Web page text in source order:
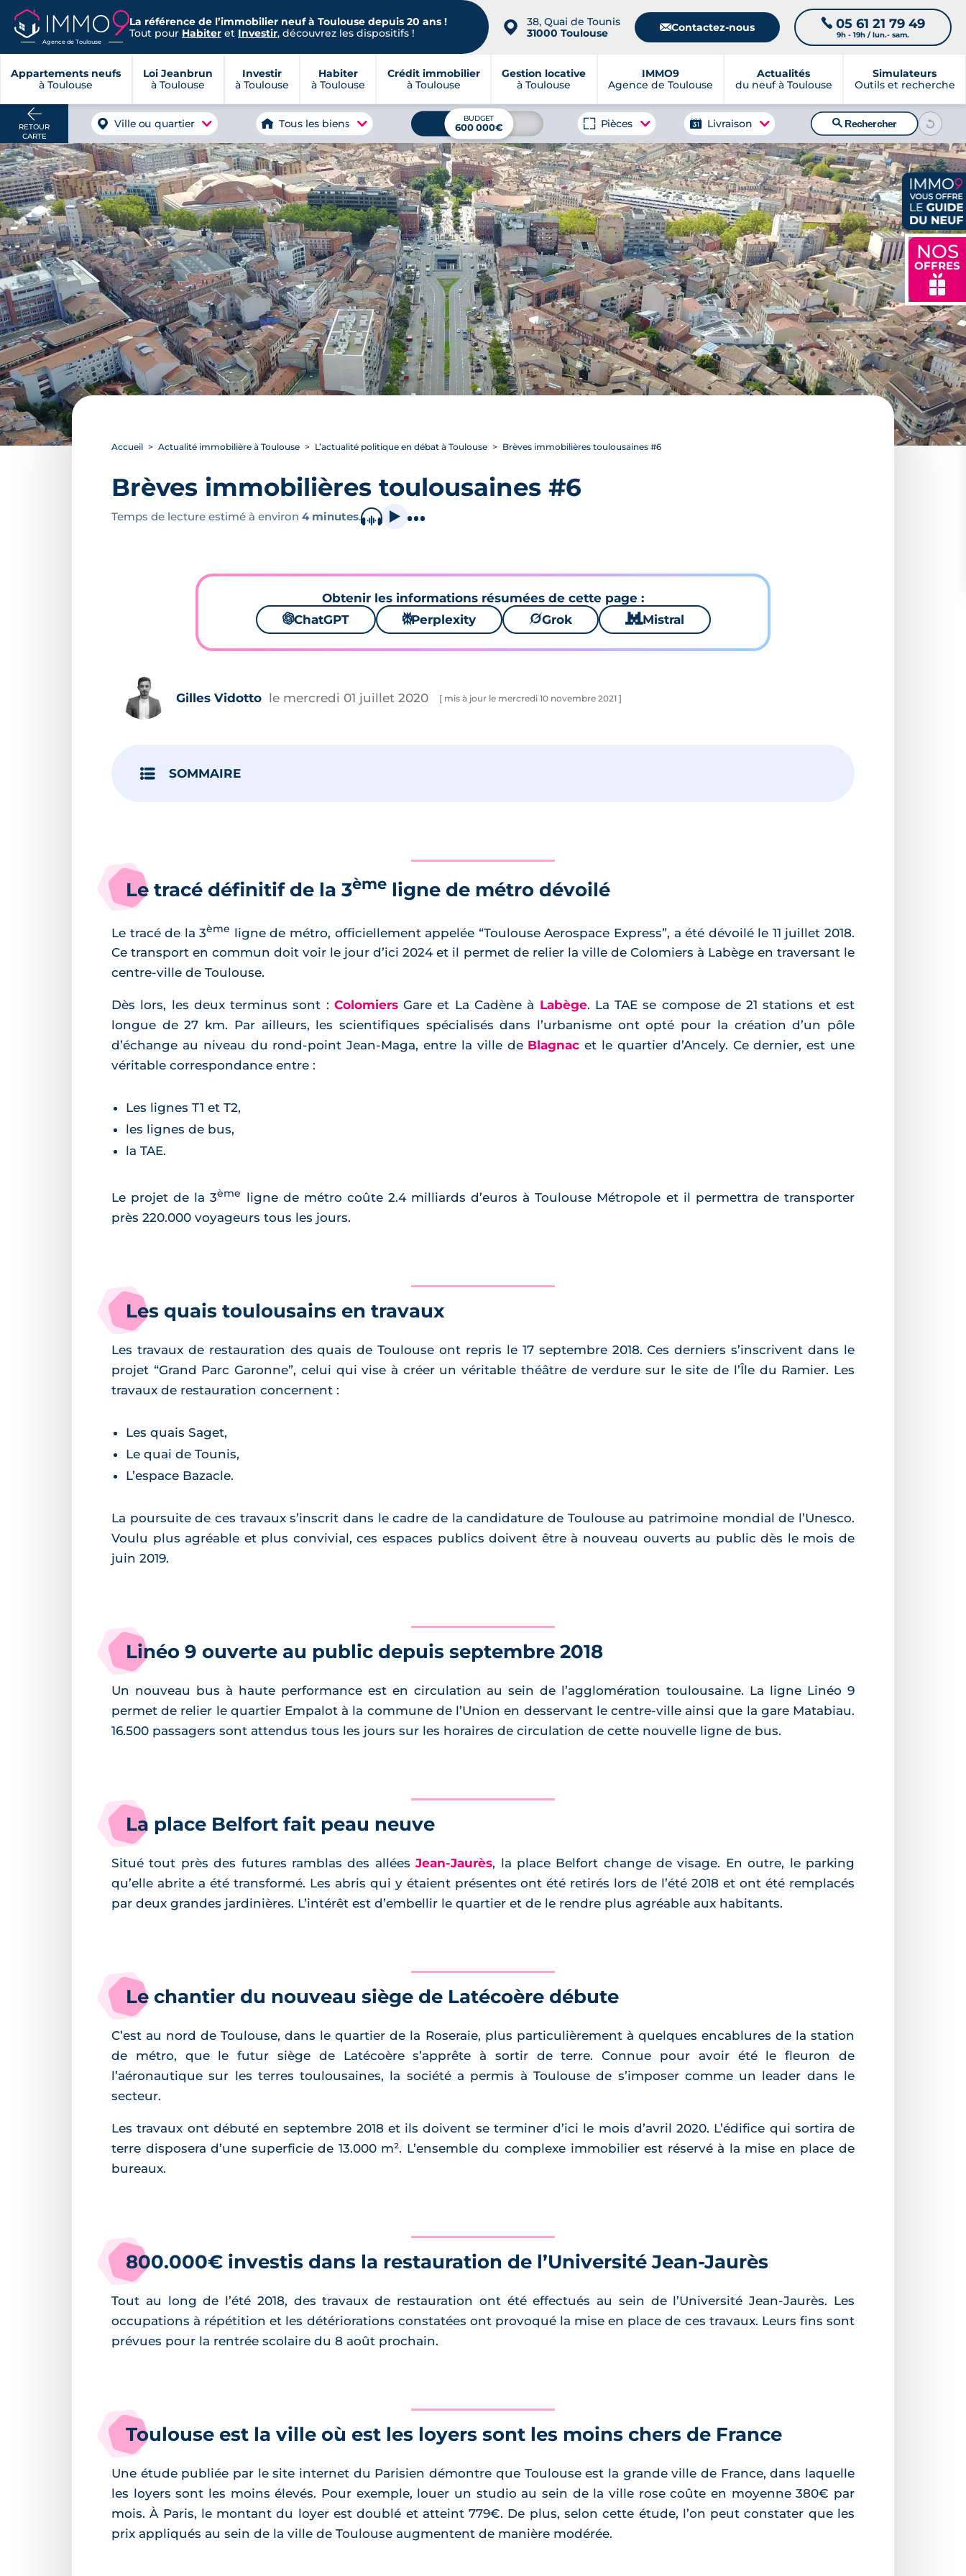
Agence de Toulouse
La référence de l’immobilier neuf à Toulouse depuis 20 ans !
Tout pour Habiter et Investir, découvrez les dispositifs ! 📍
38, Quai de Tounis
31000 Toulouse
📧Contactez-nous 📞 05 61 21 79 49
9h - 19h / lun.- sam.
Appartements neufs
à Toulouse
Loi Jeanbrun
à Toulouse
Investir
à Toulouse
Habiter
à Toulouse
Crédit immobilier
à Toulouse
Gestion locative
à Toulouse
IMMO9
Agence de Toulouse
Actualités
du neuf à Toulouse
Simulateurs
Outils et recherche
NOS
OFFRES
🎁
RETOUR
CARTE
Ville ou quartier Tous les biens BUDGET
600 000€ Pièces Livraison 🔍Rechercher
Accueil Actualité immobilière à Toulouse L’actualité politique en débat à Toulouse Brèves immobilières toulousaines #6
Brèves immobilières toulousaines #6
Temps de lecture estimé à environ 4 minutes.
Obtenir les informations résumées de cette page :
🌌ChatGPT ⚙Perplexity 🪐Grok 🐱 Mistral
Gilles Vidotto le mercredi 01 juillet 2020 [ mis à jour le mercredi 10 novembre 2021 ]
SOMMAIRE
Le tracé définitif de la 3ème ligne de métro dévoilé
Le tracé de la 3ème ligne de métro, officiellement appelée “Toulouse Aerospace Express”, a été dévoilé le 11 juillet 2018.
Ce transport en commun doit voir le jour d’ici 2024 et il permet de relier la ville de Colomiers à Labège en traversant le
centre-ville de Toulouse.
Dès lors, les deux terminus sont : ColomiersGare et La Cadène à Labège. La TAE se compose de 21 stations et est
longue de 27 km. Par ailleurs, les scientifiques spécialisés dans l’urbanisme ont opté pour la création d’un pôle
d’échange au niveau du rond-point Jean-Maga, entre la ville de Blagnac et le quartier d’Ancely. Ce dernier, est une
véritable correspondance entre :
Les lignes T1 et T2,
les lignes de bus,
la TAE.
Le projet de la 3ème ligne de métro coûte 2.4 milliards d’euros à Toulouse Métropole et il permettra de transporter
près 220.000 voyageurs tous les jours.
Les quais toulousains en travaux
Les travaux de restauration des quais de Toulouse ont repris le 17 septembre 2018. Ces derniers s’inscrivent dans le
projet “Grand Parc Garonne”, celui qui vise à créer un véritable théâtre de verdure sur le site de l’Île du Ramier. Les
travaux de restauration concernent :
Les quais Saget,
Le quai de Tounis,
L’espace Bazacle.
La poursuite de ces travaux s’inscrit dans le cadre de la candidature de Toulouse au patrimoine mondial de l’Unesco.
Voulu plus agréable et plus convivial, ces espaces publics doivent être à nouveau ouverts au public dès le mois de
juin 2019.
Linéo 9 ouverte au public depuis septembre 2018
Un nouveau bus à haute performance est en circulation au sein de l’agglomération toulousaine. La ligne Linéo 9
permet de relier le quartier Empalot à la commune de l’Union en desservant le centre-ville ainsi que la gare Matabiau.
16.500 passagers sont attendus tous les jours sur les horaires de circulation de cette nouvelle ligne de bus.
La place Belfort fait peau neuve
Situé tout près des futures ramblas des alléesJean-Jaurès, la place Belfort change de visage. En outre, le parking
qu’elle abrite a été transformé. Les abris qui y étaient présentes ont été retirés lors de l’été 2018 et ont été remplacés
par deux grandes jardinières. L’intérêt est d’embellir le quartier et de le rendre plus agréable aux habitants.
Le chantier du nouveau siège de Latécoère débute
C’est au nord de Toulouse, dans le quartier de la Roseraie, plus particulièrement à quelques encablures de la station
de métro, que le futur siège de Latécoère s’apprête à sortir de terre. Connue pour avoir été le fleuron de
l’aéronautique sur les terres toulousaines, la société a permis à Toulouse de s’imposer comme un leader dans le
secteur.
Les travaux ont débuté en septembre 2018 et ils doivent se terminer d’ici le mois d’avril 2020. L’édifice qui sortira de
terre disposera d’une superficie de 13.000 m². L’ensemble du complexe immobilier est réservé à la mise en place de
bureaux.
800.000€ investis dans la restauration de l’Université Jean-Jaurès
Tout au long de l’été 2018, des travaux de restauration ont été effectués au sein de l’Université Jean-Jaurès. Les
occupations à répétition et les détériorations constatées ont provoqué la mise en place de ces travaux. Leurs fins sont
prévues pour la rentrée scolaire du 8 août prochain.
Toulouse est la ville où est les loyers sont les moins chers de France
Une étude publiée par le site internet du Parisien démontre que Toulouse est la grande ville de France, dans laquelle
les loyers sont les moins élevés. Pour exemple, louer un studio au sein de la ville rose coûte en moyenne 380€ par
mois. À Paris, le montant du loyer est doublé et atteint 779€. De plus, selon cette étude, l’on peut constater que les
prix appliqués au sein de la ville de Toulouse augmentent de manière modérée.